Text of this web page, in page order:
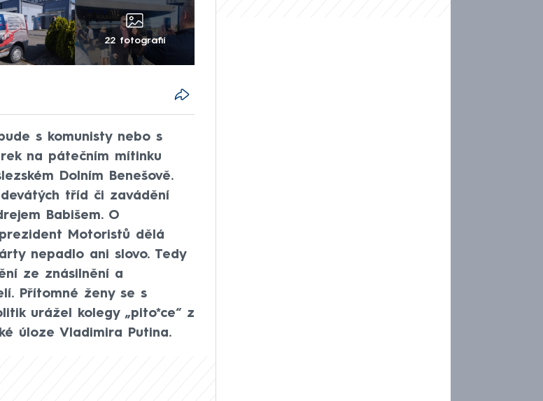
22 fotografií
s komunisty nebo s
na pátečním mítinku
Dolním Benešově.
tříd či zavádění
Babišem. O
Motoristů dělá
nepadlo ani slovo. Tedy
ze znásilnění a
Přítomné ženy se s
urážel kolegy „pito*ce“ z
úloze Vladimira Putina.